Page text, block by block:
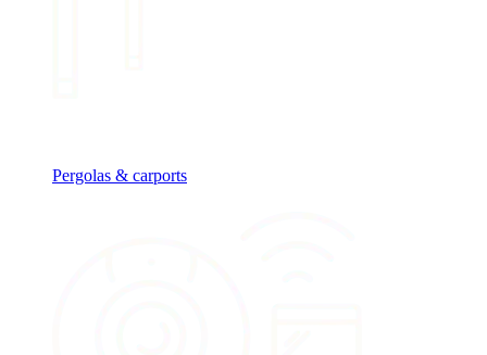
Pergolas & carports